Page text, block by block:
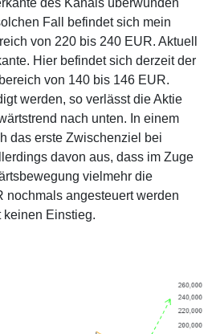
des Kanals überwunden
Fall befindet sich mein
von 220 bis 240 EUR. Aktuell
Hier befindet sich derzeit der
von 140 bis 146 EUR.
werden, so verlässt die Aktie
nach unten. In einem
das erste Zwischenziel bei
davon aus, dass im Zuge
vielmehr die
nochmals angesteuert werden
keinen Einstieg.